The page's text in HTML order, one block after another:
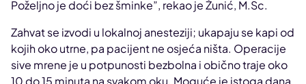
Poželjno je doći bez šminke”, rekao je Žunić, M.Sc.
Zahvat se izvodi u lokalnoj anesteziji; ukapaju se kapi od
kojih oko utrne, pa pacijent ne osjeća ništa. Operacije
sive mrene je u potpunosti bezbolna i obično traje oko
10 do 15 minuta na svakom oku. Moguće je istoga dana